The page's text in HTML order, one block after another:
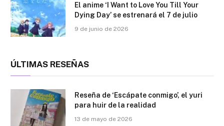
El anime ‘I Want to Love You Till Your
Dying Day’ se estrenará el 7 de julio
9 de junio de 2026
ÚLTIMAS RESEÑAS
Reseña de ‘Escápate conmigo’, el yuri
para huir de la realidad
13 de mayo de 2026